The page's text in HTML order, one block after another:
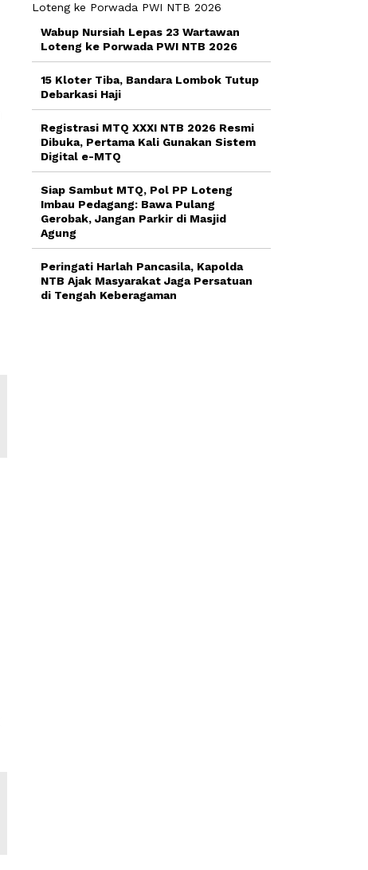
Wabup Nursiah Lepas 23 Wartawan
Loteng ke Porwada PWI NTB 2026
15 Kloter Tiba, Bandara Lombok Tutup
Debarkasi Haji
Registrasi MTQ XXXI NTB 2026 Resmi
Dibuka, Pertama Kali Gunakan Sistem
Digital e-MTQ
Siap Sambut MTQ, Pol PP Loteng
Imbau Pedagang: Bawa Pulang
Gerobak, Jangan Parkir di Masjid
Agung
Peringati Harlah Pancasila, Kapolda
NTB Ajak Masyarakat Jaga Persatuan
di Tengah Keberagaman